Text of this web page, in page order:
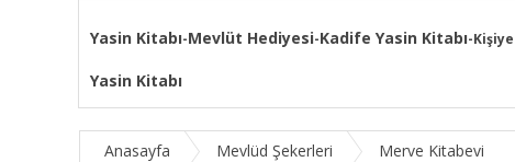
Yasin Kitabı-Mevlüt Hediyesi-Kadife Yasin Kitabı-
Yasin Kitabı
Anasayfa Mevlüd Şekerleri Merve Kitabevi